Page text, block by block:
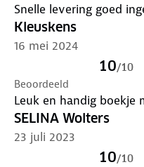
Snelle levering goed
Kleuskens
16 mei 2024
10/10
Beoordeeld
Leuk en handig boekje
SELINA Wolters
23 juli 2023
10/10